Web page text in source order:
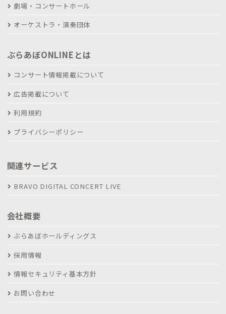
劇場・コンサートホール
オーケストラ・演奏団体
ぶらあぼONLINEとは
コンサート情報掲載について
広告掲載について
利用規約
プライバシーポリシー
関連サービス
BRAVO DIGITAL CONCERT LIVE
会社概要
ぶらあぼホールディングス
採用情報
情報セキュリティ基本方針
お問い合わせ